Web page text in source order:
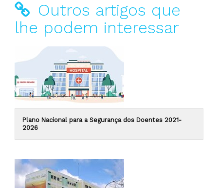
Outros artigos que
lhe podem interessar
Plano Nacional para a Segurança dos Doentes 2021-
2026